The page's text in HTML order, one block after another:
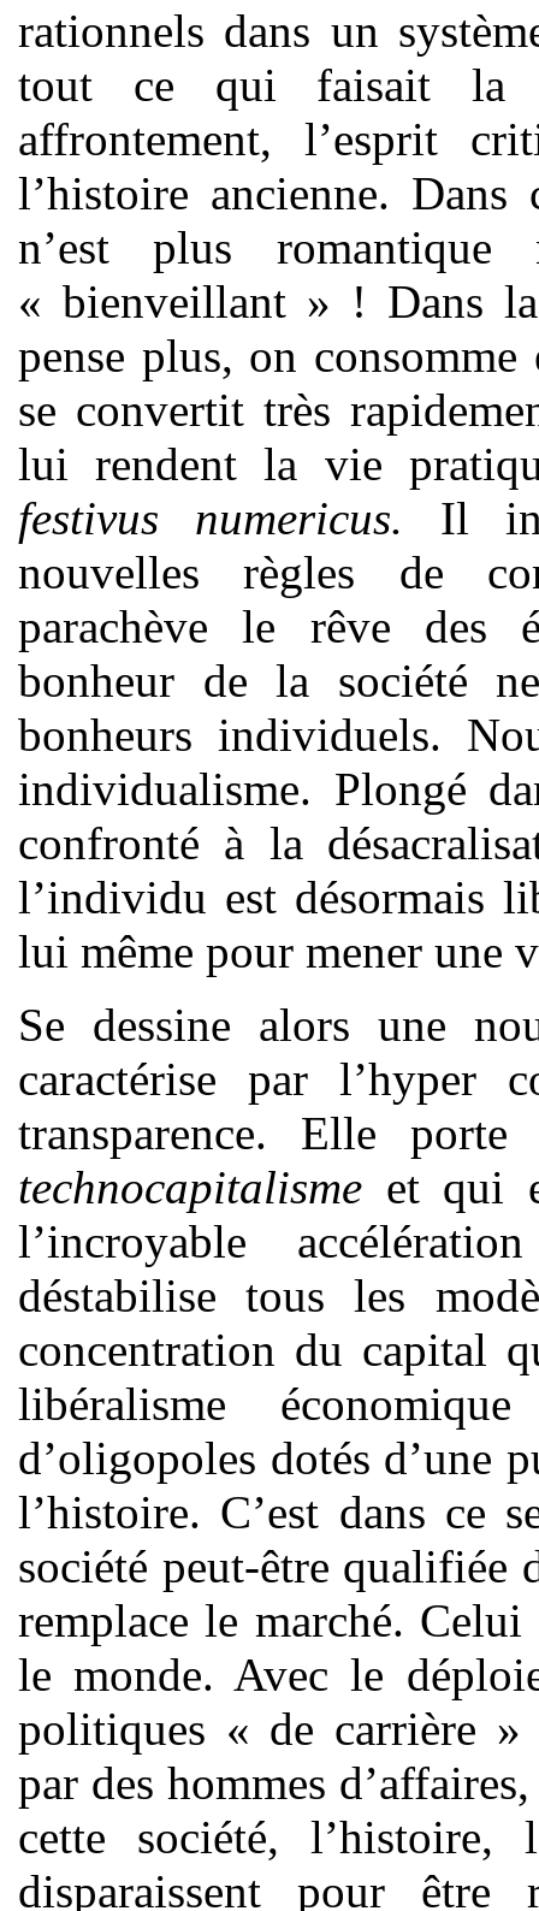
rationnels dans un
tout ce qui faisait la
affrontement, l’esprit
l’histoire ancienne. Dans
n’est plus
« bienveillant » ! Dans
pense plus, on
se convertit très
lui rendent la vie
festivus numericus. Il
nouvelles règles de
parachève le rêve des
bonheur de la société
bonheurs individuels.
individualisme. Plongé
confronté à la
l’individu est désormais
lui même pour mener une
Se dessine alors une
caractérise par l’hyper
transparence. Elle
technocapitalisme et qui
l’incroyable
déstabilise tous les
concentration du capital
libéralisme
d’oligopoles dotés d’une
l’histoire. C’est dans ce
société peut-être qualifiée
remplace le marché.
le monde. Avec le
politiques « de carrière »
par des hommes
cette société, l’histoire,
disparaissent pour être